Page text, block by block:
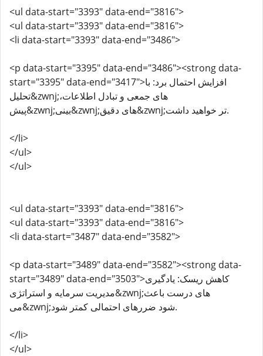
<ul data-start="3393" data-end="3816">
<ul data-start="3393" data-end="3816">
<li data-start="3393" data-end="3486">
<p data-start="3395" data-end="3486"><strong data-
start="3395" data-end="3417">افزایش احتمال برد: با
تحلیل&zwnj;های جمعی و تبادل اطلاعات،
پیش&zwnj;بینی&zwnj;های دقیق&zwnj;تر خواهید داشت.
</li>
</ul>
</ul>
<ul data-start="3393" data-end="3816">
<ul data-start="3393" data-end="3816">
<li data-start="3487" data-end="3582">
<p data-start="3489" data-end="3582"><strong data-
start="3489" data-end="3503">کاهش ریسک: یادگیری
مدیریت سرمایه و استراتژی&zwnj;های درست باعث
می&zwnj;شود ضررهای احتمالی کمتر شود.
</li>
</ul>